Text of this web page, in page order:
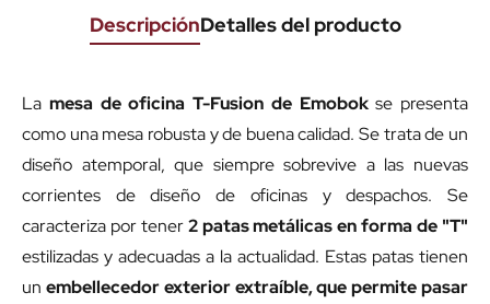
DescripciónDetalles del producto
La mesa de oficina T-Fusion de Emobokse presenta
como una mesa robusta y de buena calidad. Se trata de un
diseño atemporal, que siempre sobrevive a las nuevas
corrientes de diseño de oficinas y despachos. Se
caracteriza por tener2 patas metálicas en forma de "T"
estilizadas y adecuadas a la actualidad. Estas patas tienen
un embellecedor exterior extraíble, que permite pasar